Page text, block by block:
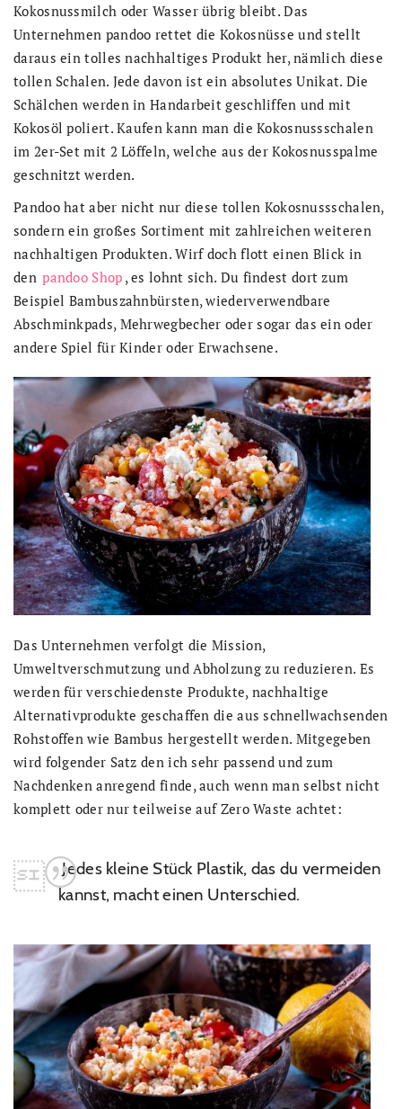
Kokosnussmilch oder Wasser übrig bleibt. Das
Unternehmen pandoo rettet die Kokosnüsse und stellt
daraus ein tolles nachhaltiges Produkt her, nämlich diese
tollen Schalen. Jede davon ist ein absolutes Unikat. Die
Schälchen werden in Handarbeit geschliffen und mit
Kokosöl poliert. Kaufen kann man die Kokosnussschalen
im 2er-Set mit 2 Löffeln, welche aus der Kokosnusspalme
geschnitzt werden.
Pandoo hat aber nicht nur diese tollen Kokosnussschalen,
sondern ein großes Sortiment mit zahlreichen weiteren
nachhaltigen Produkten. Wirf doch flott einen Blick in
den pandoo Shop , es lohnt sich. Du findest dort zum
Beispiel Bambuszahnbürsten, wiederverwendbare
Abschminkpads, Mehrwegbecher oder sogar das ein oder
andere Spiel für Kinder oder Erwachsene.
Das Unternehmen verfolgt die Mission,
Umweltverschmutzung und Abholzung zu reduzieren. Es
werden für verschiedenste Produkte, nachhaltige
Alternativprodukte geschaffen die aus schnellwachsenden
Rohstoffen wie Bambus hergestellt werden. Mitgegeben
wird folgender Satz den ich sehr passend und zum
Nachdenken anregend finde, auch wenn man selbst nicht
komplett oder nur teilweise auf Zero Waste achtet:
Jedes kleine Stück Plastik, das du vermeiden
kannst, macht einen Unterschied.